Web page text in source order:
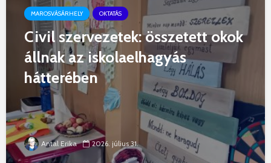
MAROSVÁSÁRHELY OKTATÁS
Civil szervezetek: összetett okok
állnak az iskolaelhagyás
hátterében
Antal Erika 2026. július 31.